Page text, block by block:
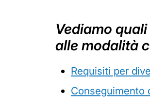
Vediamo
alle modalità
Requisiti per
Conseguimento